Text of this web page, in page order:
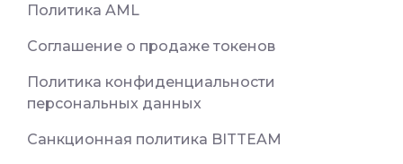
Политика AML
Соглашение о продаже токенов
Политика конфиденциальности
персональных данных
Санкционная политика BITTEAM